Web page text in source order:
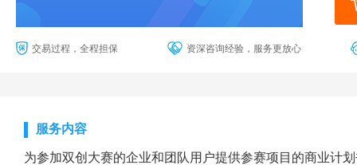
交易过程，全程担保 资深咨询经验，服务更放心
服务内容
为参加双创大赛的企业和团队用户提供参赛项目的商业计